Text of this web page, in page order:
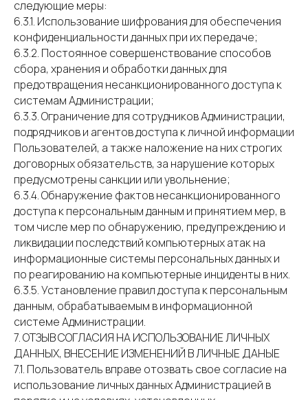
следующие меры:
6.3.1. Использование шифрования для обеспечения
конфиденциальности данных при их передаче;
6.3.2. Постоянное совершенствование способов
сбора, хранения и обработки данных для
предотвращения несанкционированного доступа к
системам Администрации;
6.3.3. Ограничение для сотрудников Администрации,
подрядчиков и агентов доступа к личной информации
Пользователей, а также наложение на них строгих
договорных обязательств, за нарушение которых
предусмотрены санкции или увольнение;
6.3.4. Обнаружение фактов несанкционированного
доступа к персональным данным и принятием мер, в
том числе мер по обнаружению, предупреждению и
ликвидации последствий компьютерных атак на
информационные системы персональных данных и
по реагированию на компьютерные инциденты в них.
6.3.5. Установление правил доступа к персональным
данным, обрабатываемым в информационной
системе Администрации.
7. ОТЗЫВ СОГЛАСИЯ НА ИСПОЛЬЗОВАНИЕ ЛИЧНЫХ
ДАННЫХ, ВНЕСЕНИЕ ИЗМЕНЕНИЙ В ЛИЧНЫЕ ДАНЫЕ
7.1. Пользователь вправе отозвать свое согласие на
использование личных данных Администрацией в